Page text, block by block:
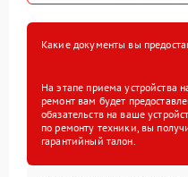
Какие документы вы
На этапе приема устройства
ремонт вам будет
обязательств на ваше
по ремонту техники, вы
гарантийный талон.